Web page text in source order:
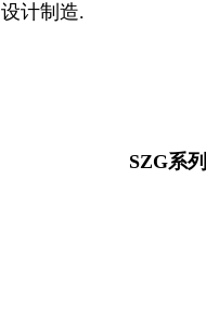
设计制造.
SZG系列